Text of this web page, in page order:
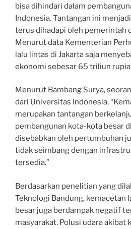
bisa dihindari dalam
Indonesia. Tantangan ini
terus dihadapi oleh pemerintah
Menurut data Kementerian
lalu lintas di Jakarta saja
ekonomi sebesar 65 triliun
Menurut Bambang Surya,
dari Universitas Indonesia,
merupakan tantangan
pembangunan kota-kota besar
disebabkan oleh pertumbuhan
tidak seimbang dengan
tersedia.”
Berdasarkan penelitian yang
Teknologi Bandung, kemacetan
besar juga berdampak negatif
masyarakat. Polusi udara akibat